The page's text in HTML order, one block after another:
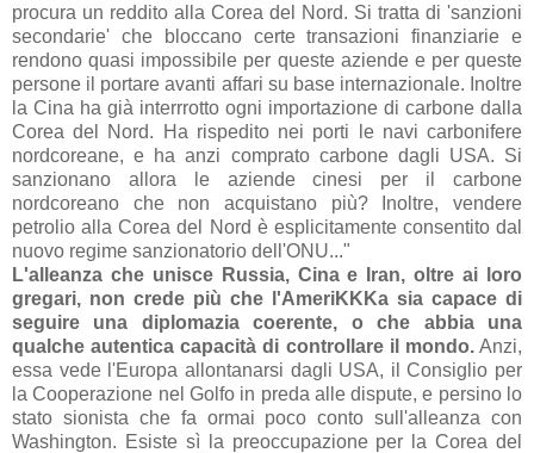
procura un reddito alla Corea del Nord. Si tratta di 'sanzioni
secondarie' che bloccano certe transazioni finanziarie e
rendono quasi impossibile per queste aziende e per queste
persone il portare avanti affari su base internazionale. Inoltre
la Cina ha già interrrotto ogni importazione di carbone dalla
Corea del Nord. Ha rispedito nei porti le navi carbonifere
nordcoreane, e ha anzi comprato carbone dagli USA. Si
sanzionano allora le aziende cinesi per il carbone
nordcoreano che non acquistano più? Inoltre, vendere
petrolio alla Corea del Nord è esplicitamente consentito dal
nuovo regime sanzionatorio dell'ONU..."
L'alleanza che unisce Russia, Cina e Iran, oltre ai loro
gregari, non crede più che l'AmeriKKKa sia capace di
seguire una diplomazia coerente, o che abbia una
qualche autentica capacità di controllare il mondo.Anzi,
essa vede l'Europa allontanarsi dagli USA, il Consiglio per
la Cooperazione nel Golfo in preda alle dispute, e persino lo
stato sionista che fa ormai poco conto sull'alleanza con
Washington. Esiste sì la preoccupazione per la Corea del